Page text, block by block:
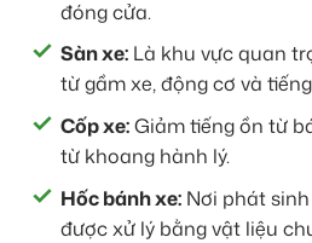
đóng cửa.
Sàn xe: Là khu vực quan
từ gầm xe, động cơ và
Cốp xe:Giảm tiếng ồn từ
từ khoang hành lý.
Hốc bánh xe: Nơi phát
được xử lý bằng vật liệu